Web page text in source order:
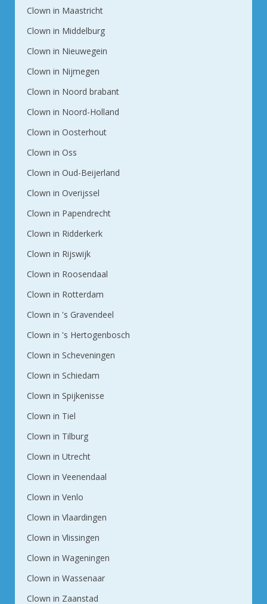
Clown in Maastricht
Clown in Middelburg
Clown in Nieuwegein
Clown in Nijmegen
Clown in Noord brabant
Clown in Noord-Holland
Clown in Oosterhout
Clown in Oss
Clown in Oud-Beijerland
Clown in Overijssel
Clown in Papendrecht
Clown in Ridderkerk
Clown in Rijswijk
Clown in Roosendaal
Clown in Rotterdam
Clown in 's Gravendeel
Clown in 's Hertogenbosch
Clown in Scheveningen
Clown in Schiedam
Clown in Spijkenisse
Clown in Tiel
Clown in Tilburg
Clown in Utrecht
Clown in Veenendaal
Clown in Venlo
Clown in Vlaardingen
Clown in Vlissingen
Clown in Wageningen
Clown in Wassenaar
Clown in Zaanstad